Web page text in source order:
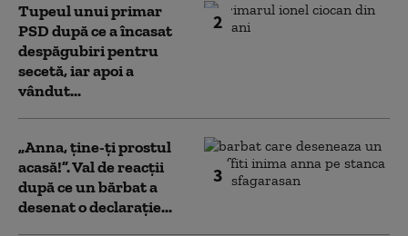
2
Tupeul unui primar
PSD după ce a încasat
despăgubiri pentru
secetă, iar apoi a
vândut...
3
„Anna, ţine-ţi prostul
acasă!”. Val de reacții
după ce un bărbat a
desenat o declarație...